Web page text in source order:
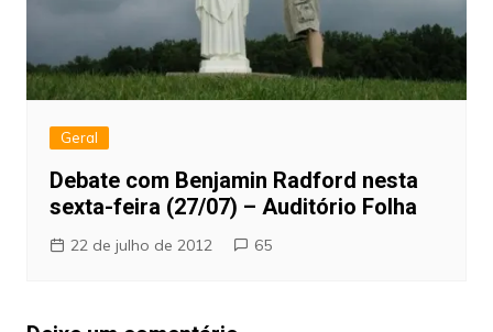
Geral
Debate com Benjamin Radford nesta
sexta-feira (27/07) – Auditório Folha
22 de julho de 2012 65